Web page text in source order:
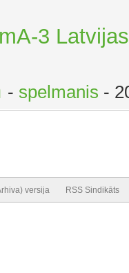
3
- spelmanis -
versija RSS Sindikāts